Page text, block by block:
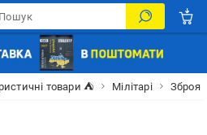
товари ⛺ Мілітарі Зброя